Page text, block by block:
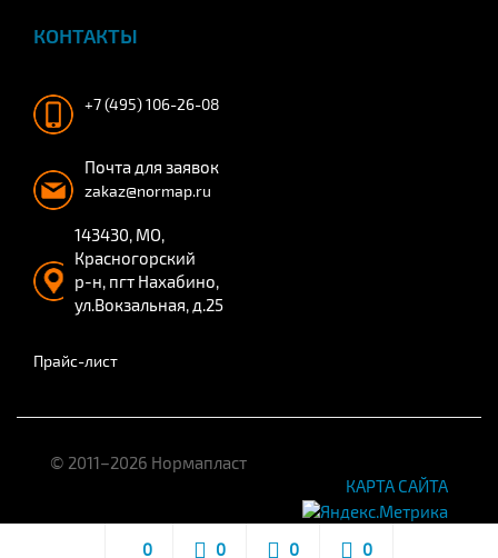
КОНТАКТЫ
+7 (495) 106-26-08
Почта для заявок
zakaz@normap.ru
143430, МО,
Красногорский
р-н, пгт Нахабино,
ул.Вокзальная, д.25
Прайс-лист
© 2011–2026 Нормапласт
КАРТА САЙТА
0 0 0 0